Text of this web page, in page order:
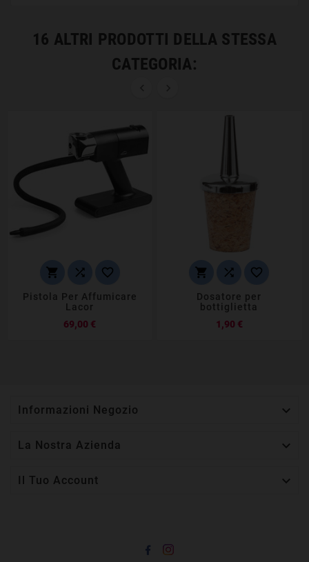
16 ALTRI PRODOTTI DELLA STESSA
CATEGORIA:
  
Pistola Per Affumicare
Lacor
69,00 €
  
Dosatore per
bottiglietta
1,90 €Prezzo
Informazioni Negozio 
La Nostra Azienda 
Il Tuo Account 